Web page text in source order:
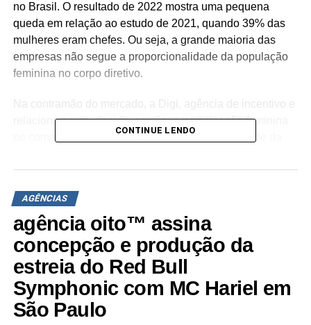
no Brasil. O resultado de 2022 mostra uma pequena
queda em relação ao estudo de 2021, quando 39% das
mulheres eram chefes. Ou seja, a grande maioria das
empresas não segue a proporcionalidade da população
feminina no corpo diretivo.
Na contramão do mercado, a Digi, agência de incentivo e
relacionamento, decidiu ampliar a participação feminina
no comando diretivo e superou a proporcionalidade da
liderança, 7 são ocupadas por mulheres, o equivalente a
Os comandos dos departamentos financeiro, de
estratégia de negócios, de operações, de gestão e
pessoas, de comunicação e duas áreas de
gerenciamento de sucesso do cliente são dirigidos por
mulheres.
“É importante ressaltar que a igualdade de gênero na
CONTINUE LENDO
AGÊNCIAS
agência oito™ assina
concepção e produção da
estreia do Red Bull
Symphonic com MC Hariel em
São Paulo